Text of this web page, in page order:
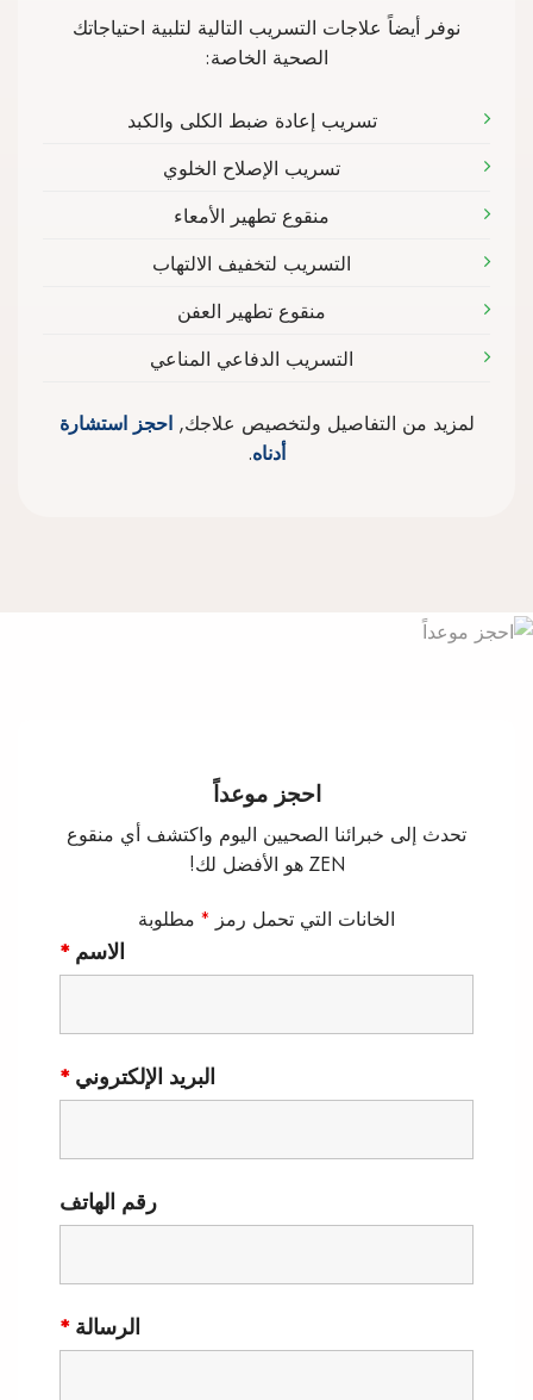
نوفر أيضاً علاجات التسريب التالية لتلبية احتياجاتك
الصحية الخاصة:
تسريب إعادة ضبط الكلى والكبد
تسريب الإصلاح الخلوي
منقوع تطهير الأمعاء
التسريب لتخفيف الالتهاب
منقوع تطهير العفن
التسريب الدفاعي المناعي
لمزيد من التفاصيل ولتخصيص علاجك,احجز استشارة
أدناه.
احجز موعداً
تحدث إلى خبرائنا الصحيين اليوم واكتشف أي منقوع
ZEN هو الأفضل لك!
الخانات التي تحمل رمز * مطلوبة
الاسم*
البريد الإلكتروني*
رقم الهاتف
الرسالة*